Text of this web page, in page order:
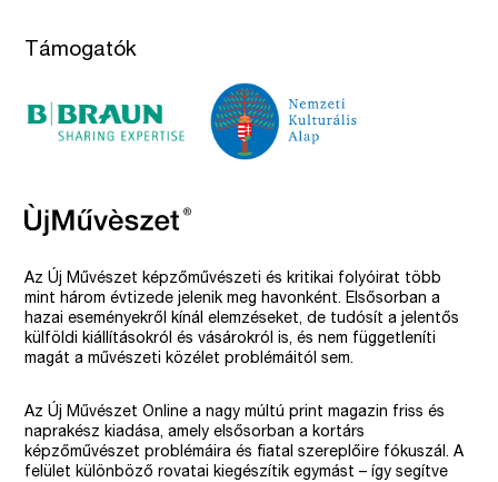
Támogatók
Az Új Művészet képzőművészeti és kritikai folyóirat több
mint három évtizede jelenik meg havonként. Elsősorban a
hazai eseményekről kínál elemzéseket, de tudósít a jelentős
külföldi kiállításokról és vásárokról is, és nem függetleníti
magát a művészeti közélet problémáitól sem.
Az Új Művészet Online a nagy múltú print magazin friss és
naprakész kiadása, amely elsősorban a kortárs
képzőművészet problémáira és fiatal szereplőire fókuszál. A
felület különböző rovatai kiegészítik egymást – így segítve